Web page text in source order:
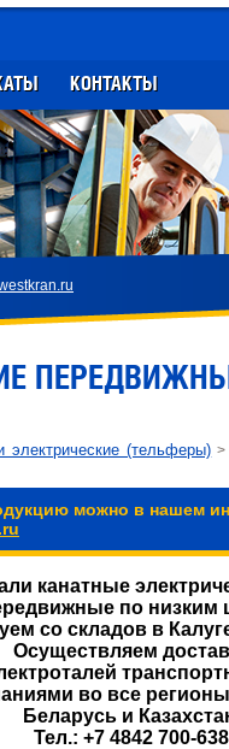
КОНТАКТЫ
электрические (тельферы) >
можно в нашем
канатные
по низким
со складов в
Осуществляем
во все
Беларусь и
Тел.: +7 4842 700-638